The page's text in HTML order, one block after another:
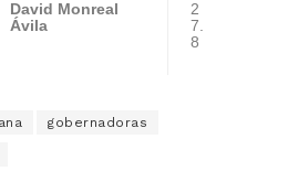
David Monreal
Ávila
2
7.
8
gobernadoras